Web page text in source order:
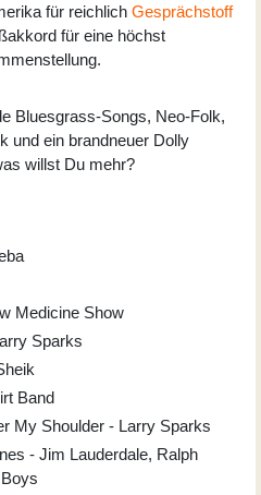
für reichlich Gesprächstoff
für eine höchst
Bluesgrass-Songs, Neo-Folk,
und ein brandneuer Dolly
willst Du mehr?
Medicine Show
Sparks
Band
My Shoulder - Larry Sparks
- Jim Lauderdale, Ralph